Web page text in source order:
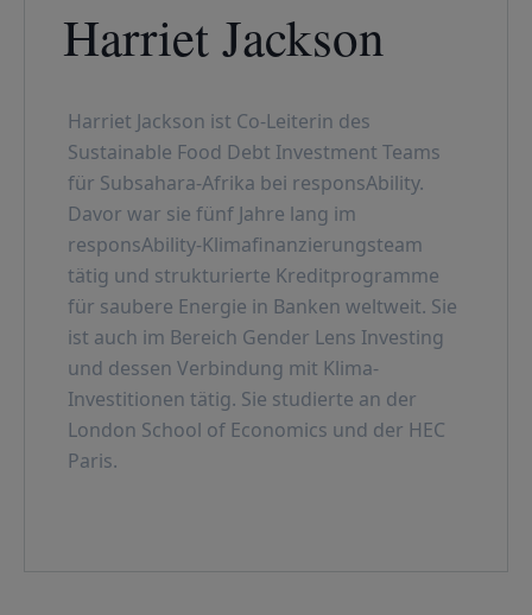
Harriet Jackson
Harriet Jackson ist Co-Leiterin des
Sustainable Food Debt Investment Teams
für Subsahara-Afrika bei responsAbility.
Davor war sie fünf Jahre lang im
responsAbility-Klimafinanzierungsteam
tätig und strukturierte Kreditprogramme
für saubere Energie in Banken weltweit. Sie
ist auch im Bereich Gender Lens Investing
und dessen Verbindung mit Klima-
Investitionen tätig. Sie studierte an der
London School of Economics und der HEC
Paris.